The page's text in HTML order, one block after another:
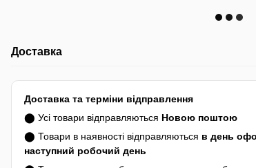
Доставка
Доставка та терміни відправлення
⬤ Усі товари відправляються Новою поштою
⬤ Товари в наявності відправляються в день
наступний робочий день